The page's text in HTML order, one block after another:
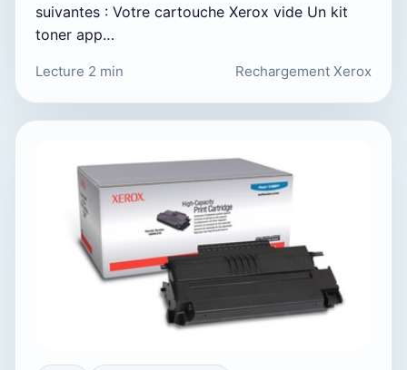
suivantes : Votre cartouche Xerox vide Un kit
toner app…
Lecture 2 min Rechargement Xerox